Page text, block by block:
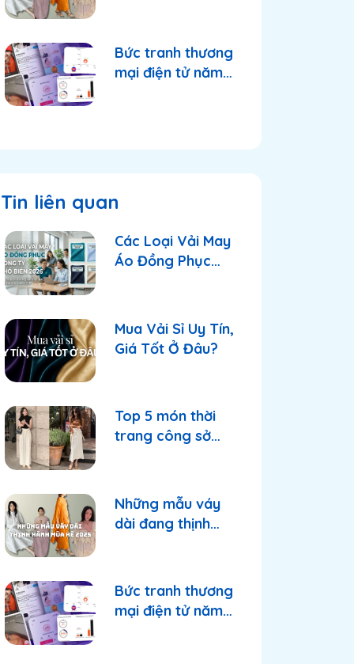
Bức tranh thương
mại điện tử năm
Tin liên quan
Các Loại Vải May
Áo Đồng Phục
Mua Vải Sỉ Uy Tín,
Giá Tốt Ở Đâu?
Top 5 món thời
trang công sở
Những mẫu váy
dài đang thịnh
Bức tranh thương
mại điện tử năm